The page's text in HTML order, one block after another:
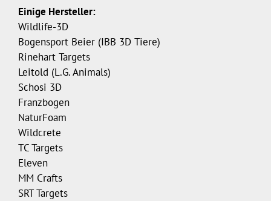
Einige Hersteller:
Wildlife-3D
Bogensport Beier (IBB 3D Tiere)
Rinehart Targets
Leitold (L.G. Animals)
Schosi 3D
Franzbogen
NaturFoam
Wildcrete
TC Targets
Eleven
MM Crafts
SRT Targets